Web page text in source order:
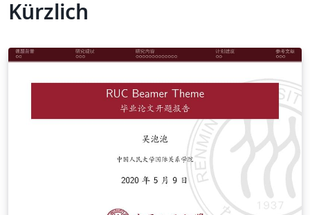
Kürzlich